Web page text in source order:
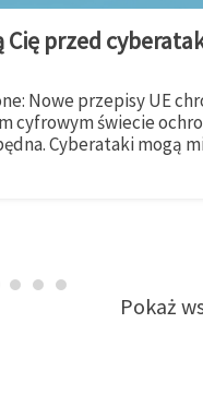
Cię przed
Nowe przepisy UE
cyfrowym świecie
Cyberataki mogą
Pokaż